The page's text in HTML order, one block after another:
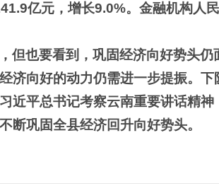
亿元，增长9.0%。金融机构人
但也要看到，巩固经济向好势头
济向好的动力仍需进一步提振。
近平总书记考察云南重要讲话精
断巩固全县经济回升向好势头。